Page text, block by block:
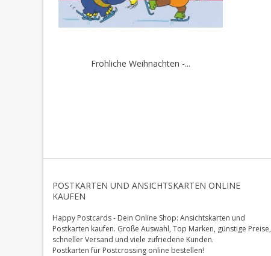
Fröhliche Weihnachten -...
POSTKARTEN UND ANSICHTSKARTEN ONLINE
KAUFEN
Happy Postcards - Dein Online Shop: Ansichtskarten und
Postkarten kaufen. Große Auswahl, Top Marken, günstige Preise,
schneller Versand und viele zufriedene Kunden.
Postkarten für Postcrossing online bestellen!